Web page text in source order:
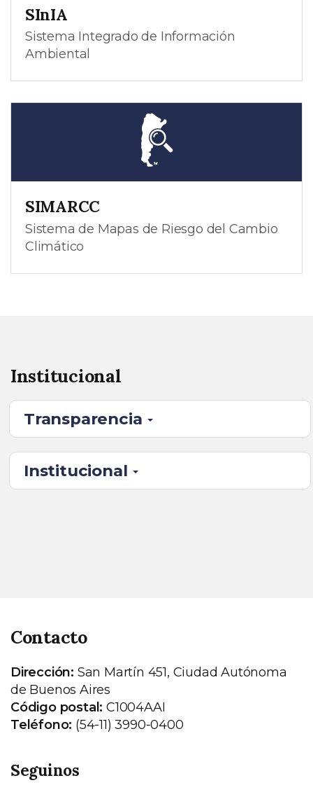
SInIA
Sistema Integrado de Información
Ambiental
SIMARCC
Sistema de Mapas de Riesgo del Cambio
Climático
Institucional
Transparencia
Institucional
Contacto
Dirección: San Martín 451, Ciudad Autónoma
de Buenos Aires
Código postal: C1004AAI
Teléfono: (54-11) 3990-0400
Seguinos